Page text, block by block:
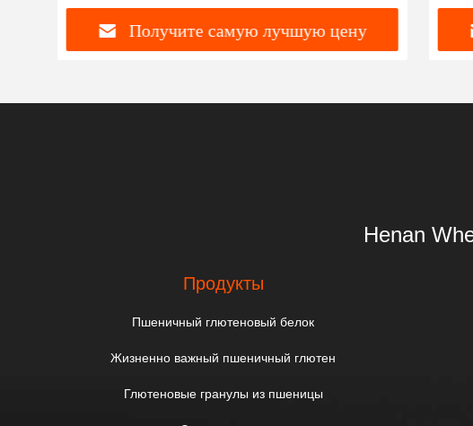
Получите самую лучшую цену
Henan
Продукты
Пшеничный глютеновый белок
Жизненно важный пшеничный глютен
Глютеновые гранулы из пшеницы